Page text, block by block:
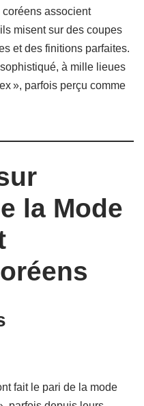
associent
misent sur des coupes
et des finitions parfaites.
à mille lieues
», parfois perçu comme
la Mode
fait le pari de la mode